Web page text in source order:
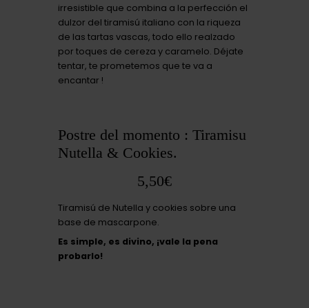
irresistible que combina a la perfección el
dulzor del tiramisú italiano con la riqueza
de las tartas vascas, todo ello realzado
por toques de cereza y caramelo. Déjate
tentar, te prometemos que te va a
encantar !
Postre del momento : Tiramisu
Nutella & Cookies.
5,50€
Tiramisú de Nutella y cookies sobre una
base de mascarpone.
Es simple, es divino, ¡vale la pena
probarlo!